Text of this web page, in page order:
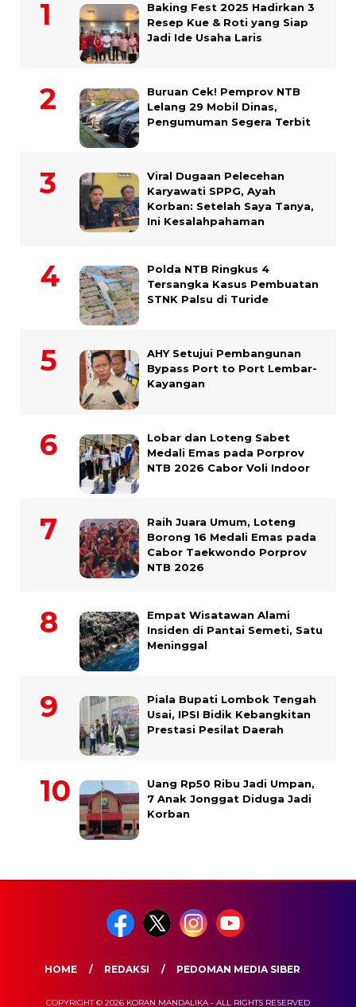
Baking Fest 2025 Hadirkan 3
Resep Kue & Roti yang Siap
Jadi Ide Usaha Laris
Buruan Cek! Pemprov NTB
Lelang 29 Mobil Dinas,
Pengumuman Segera Terbit
Viral Dugaan Pelecehan
Karyawati SPPG, Ayah
Korban: Setelah Saya Tanya,
Ini Kesalahpahaman
Polda NTB Ringkus 4
Tersangka Kasus Pembuatan
STNK Palsu di Turide
AHY Setujui Pembangunan
Bypass Port to Port Lembar-
Kayangan
Lobar dan Loteng Sabet
Medali Emas pada Porprov
NTB 2026 Cabor Voli Indoor
Raih Juara Umum, Loteng
Borong 16 Medali Emas pada
Cabor Taekwondo Porprov
NTB 2026
Empat Wisatawan Alami
Insiden di Pantai Semeti, Satu
Meninggal
Piala Bupati Lombok Tengah
Usai, IPSI Bidik Kebangkitan
Prestasi Pesilat Daerah
Uang Rp50 Ribu Jadi Umpan,
7 Anak Jonggat Diduga Jadi
Korban
HOME REDAKSI PEDOMAN MEDIA SIBER
COPYRIGHT © 2026 KORAN MANDALIKA - ALL RIGHTS RESERVED